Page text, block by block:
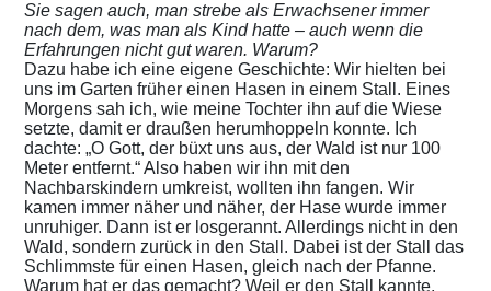
Sie sagen auch, man strebe als Erwachsener immer
nach dem, was man als Kind hatte – auch wenn die
Erfahrungen nicht gut waren. Warum?
Dazu habe ich eine eigene Geschichte: Wir hielten bei
uns im Garten früher einen Hasen in einem Stall. Eines
Morgens sah ich, wie meine Tochter ihn auf die Wiese
setzte, damit er draußen herumhoppeln konnte. Ich
dachte: „O Gott, der büxt uns aus, der Wald ist nur 100
Meter entfernt.“ Also haben wir ihn mit den
Nachbarskindern umkreist, wollten ihn fangen. Wir
kamen immer näher und näher, der Hase wurde immer
unruhiger. Dann ist er losgerannt. Allerdings nicht in den
Wald, sondern zurück in den Stall. Dabei ist der Stall das
Schlimmste für einen Hasen, gleich nach der Pfanne.
Warum hat er das gemacht? Weil er den Stall kannte,